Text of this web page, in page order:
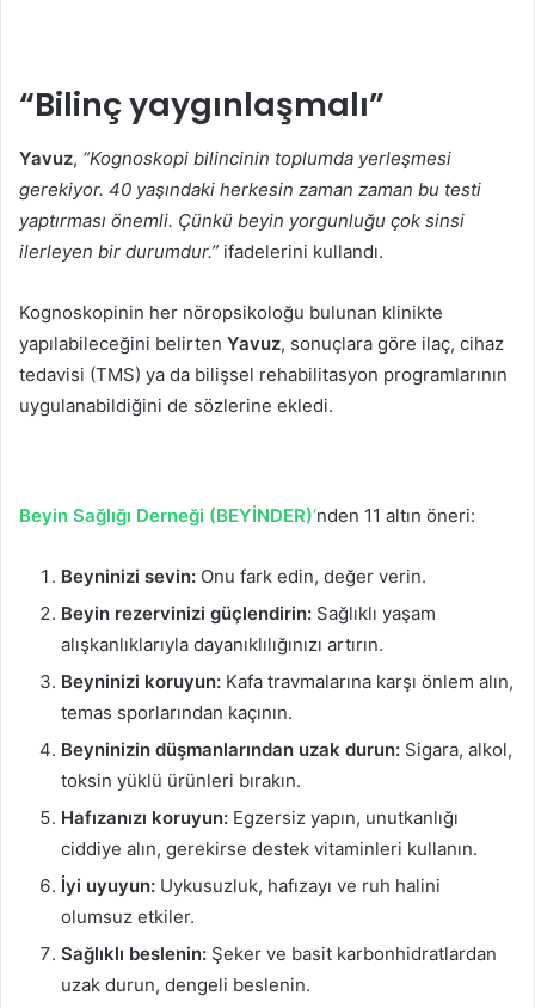
“Bilinç yaygınlaşmalı”
Yavuz, “Kognoskopi bilincinin toplumda yerleşmesi
gerekiyor. 40 yaşındaki herkesin zaman zaman bu testi
yaptırması önemli. Çünkü beyin yorgunluğu çok sinsi
ilerleyen bir durumdur.” ifadelerini kullandı.
Kognoskopinin her nöropsikoloğu bulunan klinikte
yapılabileceğini belirten Yavuz, sonuçlara göre ilaç, cihaz
tedavisi (TMS) ya da bilişsel rehabilitasyon programlarının
uygulanabildiğini de sözlerine ekledi.
Beyin Sağlığı Derneği (BEYİNDER)‘nden 11 altın öneri:
Beyninizi sevin: Onu fark edin, değer verin.
Beyin rezervinizi güçlendirin: Sağlıklı yaşam
alışkanlıklarıyla dayanıklılığınızı artırın.
Beyninizi koruyun: Kafa travmalarına karşı önlem alın,
temas sporlarından kaçının.
Beyninizin düşmanlarından uzak durun: Sigara, alkol,
toksin yüklü ürünleri bırakın.
Hafızanızı koruyun: Egzersiz yapın, unutkanlığı
ciddiye alın, gerekirse destek vitaminleri kullanın.
İyi uyuyun: Uykusuzluk, hafızayı ve ruh halini
olumsuz etkiler.
Sağlıklı beslenin: Şeker ve basit karbonhidratlardan
uzak durun, dengeli beslenin.